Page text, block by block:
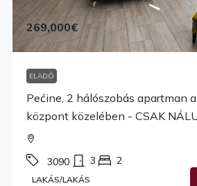
269,000€
ELADÓ
Pećine, 2 hálószobás apartman
központ közelében - CSAK
3090 3 2
LAKÁS/LAKÁS